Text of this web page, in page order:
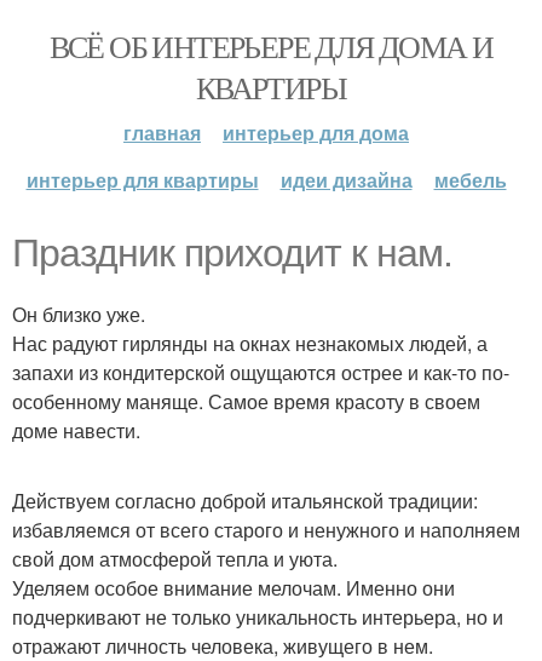
ВСЁ ОБ ИНТЕРЬЕРЕ ДЛЯ ДОМА И
КВАРТИРЫ
главная
интерьер для дома
интерьер для квартиры
идеи дизайна мебель
Праздник приходит к нам.
Он близко уже.
Нас радуют гирлянды на окнах незнакомых людей, а
запахи из кондитерской ощущаются острее и как-то по-
особенному маняще. Самое время красоту в своем
доме навести.
Действуем согласно доброй итальянской традиции:
избавляемся от всего старого и ненужного и наполняем
свой дом атмосферой тепла и уюта.
Уделяем особое внимание мелочам. Именно они
подчеркивают не только уникальность интерьера, но и
отражают личность человека, живущего в нем.